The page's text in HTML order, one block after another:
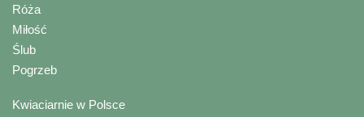
Róża
Miłość
Ślub
Pogrzeb
Kwiaciarnie w Polsce